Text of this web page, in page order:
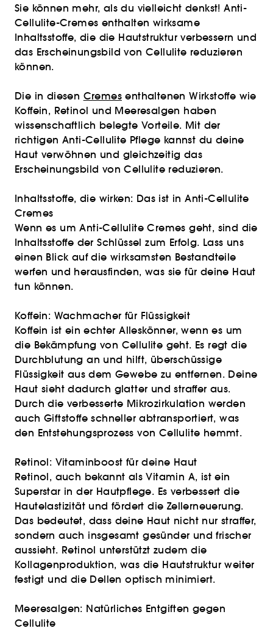
Sie können mehr, als du vielleicht denkst! Anti-
Cellulite-Cremes enthalten wirksame
Inhaltsstoffe, die die Hautstruktur verbessern und
das Erscheinungsbild von Cellulite reduzieren
können.
Die in diesen Cremes enthaltenen Wirkstoffe wie
Koffein, Retinol und Meeresalgen haben
wissenschaftlich belegte Vorteile. Mit der
richtigen Anti-Cellulite Pflege kannst du deine
Haut verwöhnen und gleichzeitig das
Erscheinungsbild von Cellulite reduzieren.
Inhaltsstoffe, die wirken: Das ist in Anti-Cellulite
Cremes
Wenn es um Anti-Cellulite Cremes geht, sind die
Inhaltsstoffe der Schlüssel zum Erfolg. Lass uns
einen Blick auf die wirksamsten Bestandteile
werfen und herausfinden, was sie für deine Haut
tun können.
Koffein: Wachmacher für Flüssigkeit
Koffein ist ein echter Alleskönner, wenn es um
die Bekämpfung von Cellulite geht. Es regt die
Durchblutung an und hilft, überschüssige
Flüssigkeit aus dem Gewebe zu entfernen. Deine
Haut sieht dadurch glatter und straffer aus.
Durch die verbesserte Mikrozirkulation werden
auch Giftstoffe schneller abtransportiert, was
den Entstehungsprozess von Cellulite hemmt.
Retinol: Vitaminboost für deine Haut
Retinol, auch bekannt als Vitamin A, ist ein
Superstar in der Hautpflege. Es verbessert die
Hautelastizität und fördert die Zellerneuerung.
Das bedeutet, dass deine Haut nicht nur straffer,
sondern auch insgesamt gesünder und frischer
aussieht. Retinol unterstützt zudem die
Kollagenproduktion, was die Hautstruktur weiter
festigt und die Dellen optisch minimiert.
Meeresalgen: Natürliches Entgiften gegen
Cellulite